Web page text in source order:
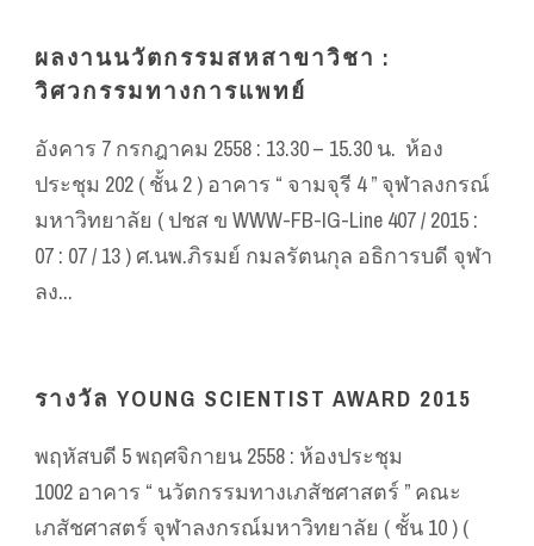
ผลงานนวัตกรรมสหสาขาวิชา :
วิศวกรรมทางการแพทย์
อังคาร 7 กรกฎาคม 2558 : 13.30 – 15.30 น. ห้อง
ประชุม 202 ( ชั้น 2 ) อาคาร “ จามจุรี 4 ” จุฬาลงกรณ์
มหาวิทยาลัย ( ปชส ข WWW-FB-IG-Line 407 / 2015 :
07 : 07 / 13 ) ศ.นพ.ภิรมย์ กมลรัตนกุล อธิการบดี จุฬา
ลง...
รางวัล YOUNG SCIENTIST AWARD 2015
พฤหัสบดี 5 พฤศจิกายน 2558 : ห้องประชุม
1002 อาคาร “ นวัตกรรมทางเภสัชศาสตร์ ” คณะ
เภสัชศาสตร์ จุฬาลงกรณ์มหาวิทยาลัย ( ชั้น 10 ) (